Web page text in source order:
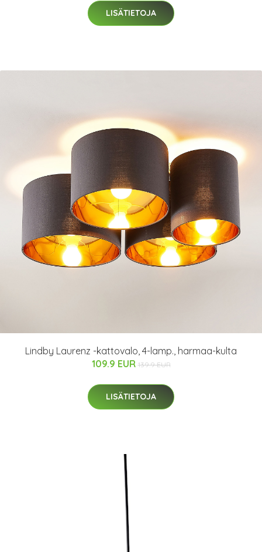
LISÄTIETOJA
Lindby Laurenz -kattovalo, 4-lamp., harmaa-kulta
109.9 EUR 139.9 EUR
LISÄTIETOJA